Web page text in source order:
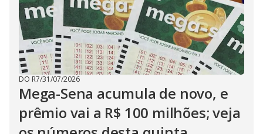
DO R7/31/07/2026
Mega-Sena acumula de novo, e
prêmio vai a R$ 100 milhões; veja